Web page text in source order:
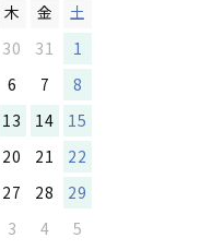
木 金
土
30 31
1
6 7
8
13 14
15
20 21
22
27 28
29
3 4
5